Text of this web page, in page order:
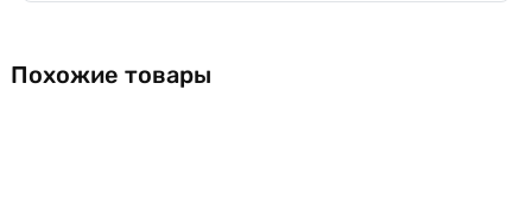
Похожие товары